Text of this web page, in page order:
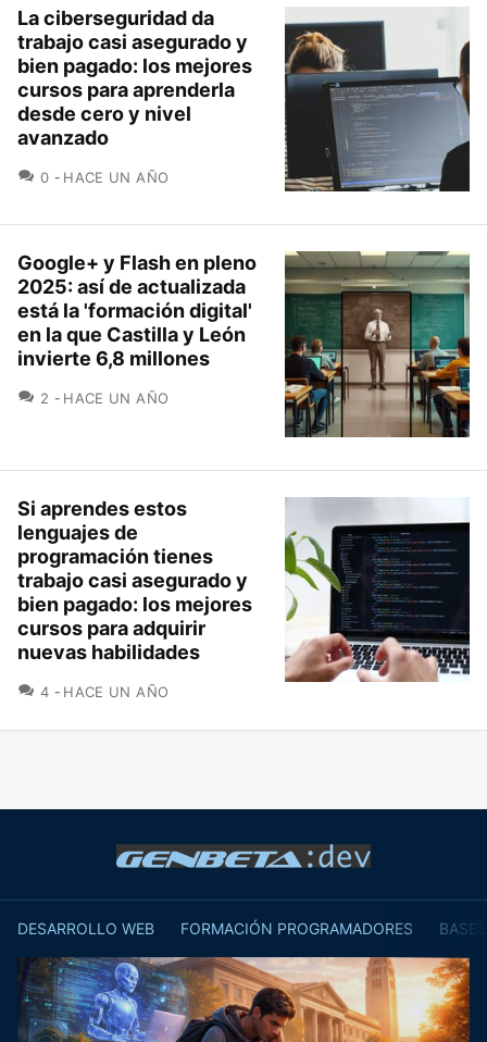
La ciberseguridad da
trabajo casi asegurado y
bien pagado: los mejores
cursos para aprenderla
desde cero y nivel
avanzado
0 COMENTARIOS
HACE UN AÑO
Google+ y Flash en pleno
2025: así de actualizada
está la 'formación digital'
en la que Castilla y León
invierte 6,8 millones
2 COMENTARIOS
HACE UN AÑO
Si aprendes estos
lenguajes de
programación tienes
trabajo casi asegurado y
bien pagado: los mejores
cursos para adquirir
nuevas habilidades
4 COMENTARIOS
HACE UN AÑO
DESARROLLO WEB FORMACIÓN PROGRAMADORES